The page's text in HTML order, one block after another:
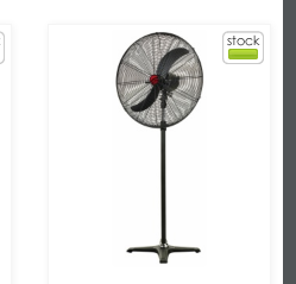
Comprar